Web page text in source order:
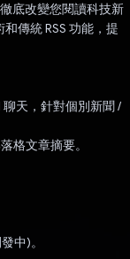
底改變您閱讀科技新
傳統 RSS 功能，提
天，針對個別新聞 /
格文章摘要。
中)。